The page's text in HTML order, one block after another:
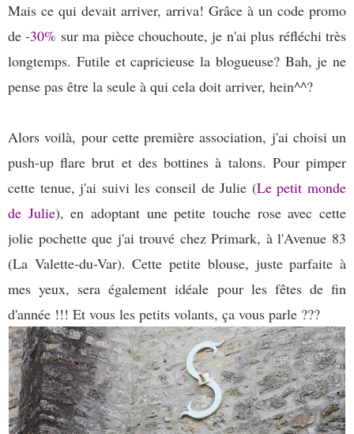
Mais ce qui devait arriver, arriva! Grâce à un code promo
de-30% sur ma pièce chouchoute, je n'ai plus réfléchi très
longtemps. Futile et capricieuse la blogueuse? Bah, je ne
pense pas être la seule à qui cela doit arriver, hein^^?
Alors voilà, pour cette première association, j'ai choisi un
push-up flare brut et des bottines à talons. Pour pimper
cette tenue, j'ai suivi les conseil de Julie (Le petit monde
de Julie), en adoptant une petite touche rose avec cette
jolie pochette que j'ai trouvé chez Primark, à l'Avenue 83
(La Valette-du-Var). Cette petite blouse, juste parfaite à
mes yeux, sera également idéale pour les fêtes de fin
d'année !!! Et vous les petits volants, ça vous parle ???